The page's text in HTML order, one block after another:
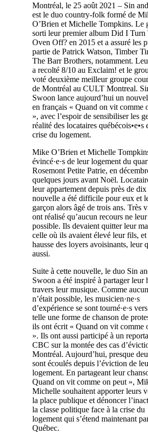
Montréal, le 25 août 2021 – Sin
est le duo country-folk formé de
O’Brien et Michelle Tompkins. Le
sorti leur premier album Did I Turn
Oven Off? en 2015 et a assuré les
partie de Patrick Watson, Timber
The Barr Brothers, notamment.
a recolté 8/10 au Exclaim! et le
voté deuxième meilleur groupe
de Montréal au CULT Montreal.
Swoon lance aujourd’hui un
en français « Quand on vit comme
», avec l’espoir de sensibiliser les
réalité des locataires québécois•e•s
crise du logement.
Mike O’Brien et Michelle
évincé·e·s de leur logement du
Rosemont Petite Patrie, en
quelques jours avant Noël.
leur appartement depuis près de dix
nouvelle a été difficile pour eux et
garçon alors âgé de trois ans. Très
ont réalisé qu’aucun recours ne
possible. Ils devaient quitter leur
celle où ils avaient élevé leur fils, et
hausse des loyers avoisinants, leur
aussi.
Suite à cette nouvelle, le duo Sin
Swoon a été inspiré à partager leur
travers leur musique. Comme
n’était possible, les musicien·ne·s
d’expérience se sont tourné·e·s
telle une forme de chanson de
ils ont écrit « Quand on vit comme
». Ils ont aussi participé à un
CBC sur la montée des cas
Montréal. Aujourd’hui, presque
sont écoulés depuis l’éviction de
logement. En partageant leur
Quand on vit comme on peut »,
Michelle souhaitent apporter leurs
la place publique et dénoncer
la classe politique face à la crise du
logement qui s’étend maintenant
Québec.